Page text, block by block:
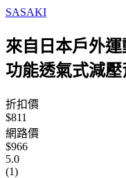
SASAKI
來自日本戶外
功能透氣式減壓
折扣價
$811
網路價
$966
5.0
(1)